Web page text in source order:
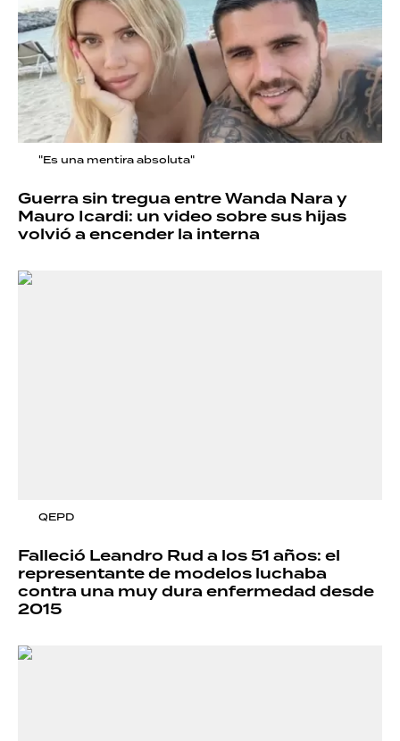
"Es una mentira absoluta"
Guerra sin tregua entre Wanda Nara y
Mauro Icardi: un video sobre sus hijas
volvió a encender la interna
QEPD
Falleció Leandro Rud a los 51 años: el
representante de modelos luchaba
contra una muy dura enfermedad desde
2015